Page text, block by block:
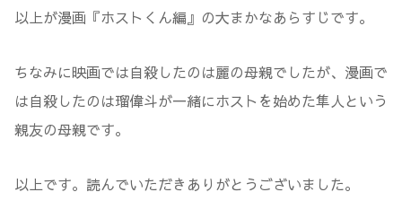
以上が漫画『ホストくん編』の大まかなあらすじです。
ちなみに映画では自殺したのは麗の母親でしたが、漫画で
は自殺したのは瑠偉斗が一緒にホストを始めた隼人という
親友の母親です。
以上です。読んでいただきありがとうございました。